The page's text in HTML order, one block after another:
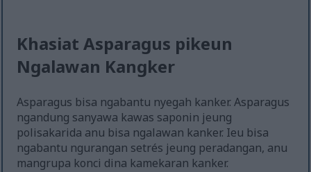
Khasiat Asparagus pikeun
Ngalawan Kangker
Asparagus bisa ngabantu nyegah kanker. Asparagus
ngandung sanyawa kawas saponin jeung
polisakarida anu bisa ngalawan kanker. Ieu bisa
ngabantu ngurangan setrés jeung peradangan, anu
mangrupa konci dina kamekaran kanker.